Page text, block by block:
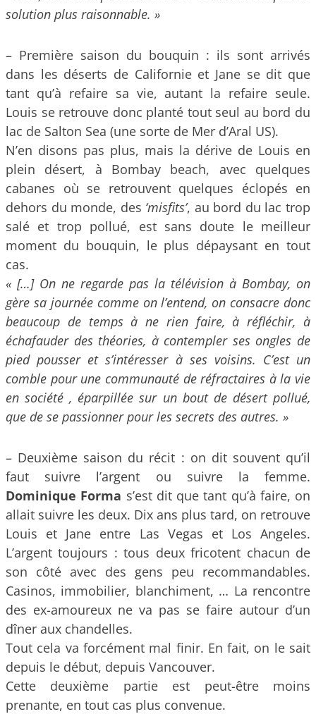
solution plus raisonnable. »
– Première saison du bouquin : ils sont arrivés
dans les déserts de Californie et Jane se dit que
tant qu’à refaire sa vie, autant la refaire seule.
Louis se retrouve donc planté tout seul au bord du
lac de Salton Sea (une sorte de Mer d’Aral US).
N’en disons pas plus, mais la dérive de Louis en
plein désert, à Bombay beach, avec quelques
cabanes où se retrouvent quelques éclopés en
dehors du monde, des ‘misfits’, au bord du lac trop
salé et trop pollué, est sans doute le meilleur
moment du bouquin, le plus dépaysant en tout
cas.
« […] On ne regarde pas la télévision à Bombay, on
gère sa journée comme on l’entend, on consacre donc
beaucoup de temps à ne rien faire, à réfléchir, à
échafauder des théories, à contempler ses ongles de
pied pousser et s’intéresser à ses voisins. C’est un
comble pour une communauté de réfractaires à la vie
en société , éparpillée sur un bout de désert pollué,
que de se passionner pour les secrets des autres. »
– Deuxième saison du récit : on dit souvent qu’il
faut suivre l’argent ou suivre la femme.
Dominique Forma s’est dit que tant qu’à faire, on
allait suivre les deux. Dix ans plus tard, on retrouve
Louis et Jane entre Las Vegas et Los Angeles.
L’argent toujours : tous deux fricotent chacun de
son côté avec des gens peu recommandables.
Casinos, immobilier, blanchiment, … La rencontre
des ex-amoureux ne va pas se faire autour d’un
dîner aux chandelles.
Tout cela va forcément mal finir. En fait, on le sait
depuis le début, depuis Vancouver.
Cette deuxième partie est peut-être moins
prenante, en tout cas plus convenue.